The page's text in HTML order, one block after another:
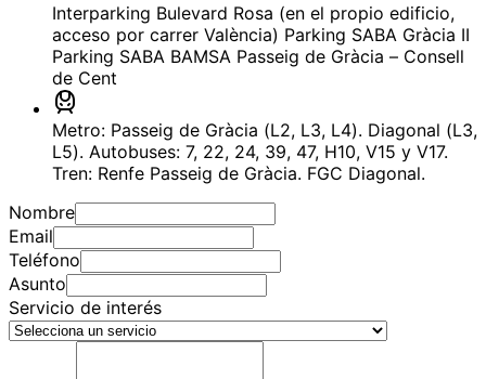
Interparking Bulevard Rosa (en el propio edificio,
acceso por carrer València) Parking SABA Gràcia II
Parking SABA BAMSA Passeig de Gràcia – Consell
de Cent
Metro: Passeig de Gràcia (L2, L3, L4). Diagonal (L3,
L5). Autobuses: 7, 22, 24, 39, 47, H10, V15 y V17.
Tren: Renfe Passeig de Gràcia. FGC Diagonal.
Nombre
Email
Teléfono
Asunto
Servicio de interés